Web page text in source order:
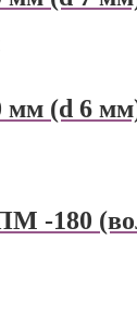
мм (d 6
-180